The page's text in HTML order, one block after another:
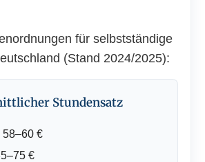
für selbstständige
(Stand 2024/2025):
Stundensatz
58–60 €
€